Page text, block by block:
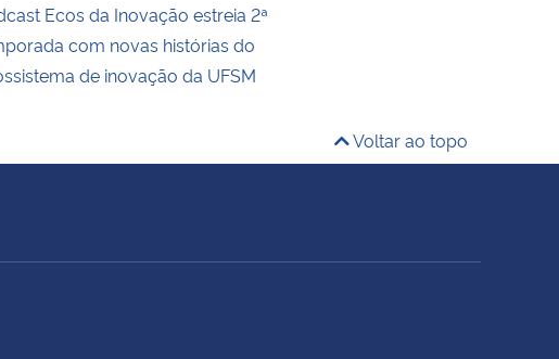
Ecos da Inovação estreia 2ª
com novas histórias do
de inovação da UFSM
Voltar ao topo